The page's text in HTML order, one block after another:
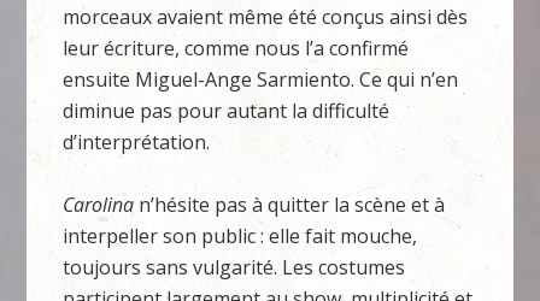
morceaux avaient même été conçus ainsi dès
leur écriture, comme nous l’a confirmé
ensuite Miguel-Ange Sarmiento. Ce qui n’en
diminue pas pour autant la difficulté
d’interprétation.
Carolina n’hésite pas à quitter la scène et à
interpeller son public : elle fait mouche,
toujours sans vulgarité. Les costumes